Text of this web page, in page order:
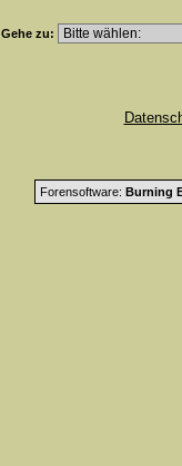
Gehe zu:
Forensoftware: Burning